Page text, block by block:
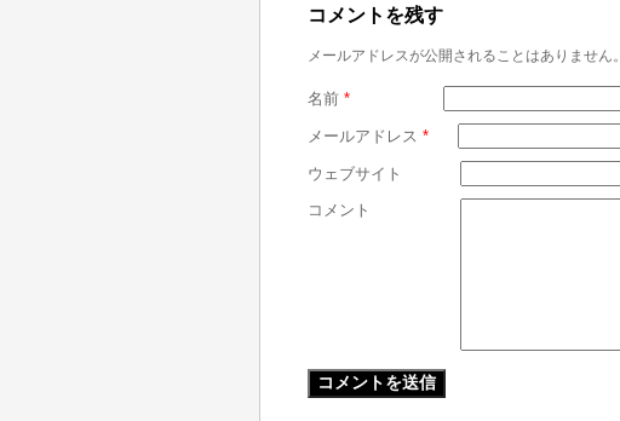
コメントを残す
メールアドレスが公開されることはありません。
名前 *
メールアドレス *
ウェブサイト
コメント